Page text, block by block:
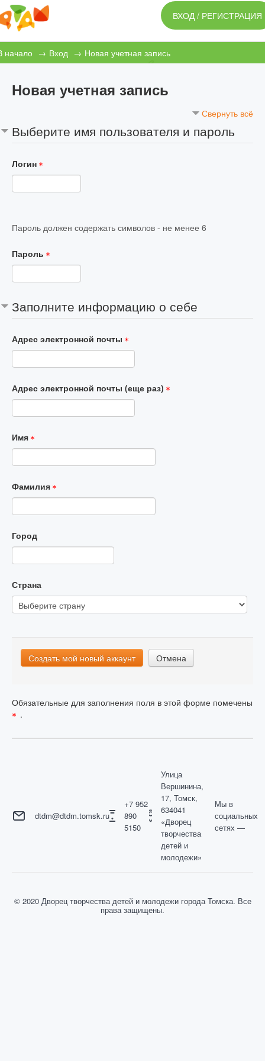
ВХОД / РЕГИСТРАЦИЯ
ОСНОВНОЙ САЙТ
начало → Вход → Новая учетная запись
Новая учетная запись
Свернуть всё
Выберите имя пользователя и пароль
Логин
Пароль должен содержать символов - не менее 6
Пароль
Заполните информацию о себе
Адрес электронной почты
Адрес электронной почты (еще раз)
Имя
Фамилия
Город
Страна
Обязательные для заполнения поля в этой форме помечены
.
dtdm@dtdm.tomsk.ru
+7 952
890
5150
Улица
Вершинина,
17, Томск,
634041
«Дворец
творчества
детей и
молодежи»
Мы в
социальных
сетях —
© 2020 Дворец творчества детей и молодежи города Томска. Все
права защищены.